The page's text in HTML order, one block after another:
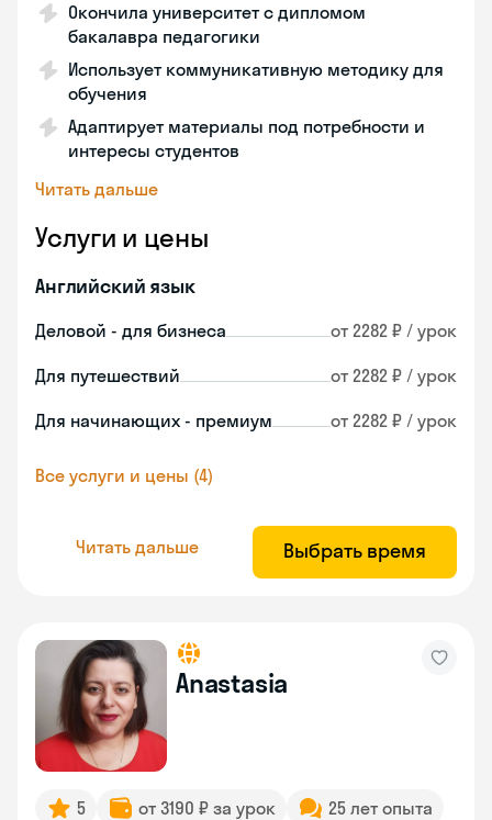
Окончила университет с дипломом
бакалавра педагогики
Использует коммуникативную методику для
обучения
Адаптирует материалы под потребности и
интересы студентов
Читать дальше
Услуги и цены
Английский язык
Деловой - для бизнеса от 2282 ₽ / урок
Для путешествий от 2282 ₽ / урок
Для начинающих - премиум от 2282 ₽ / урок
Все услуги и цены (4)
Читать дальше Выбрать время
Anastasia
5 от 3190 ₽ за урок
25 лет опыта